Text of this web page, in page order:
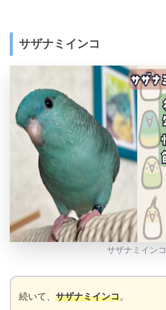
サザナミインコ
サザナミインコ
続いて、 サザナミインコ。